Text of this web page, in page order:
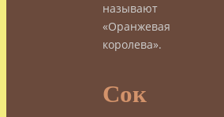
называют
«Оранжевая
королева».
Сок